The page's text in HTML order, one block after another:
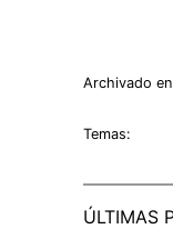
Archivado
Temas:
ÚLTIMAS